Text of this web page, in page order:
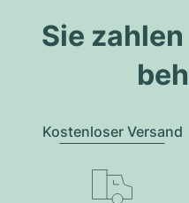
Sie
Kostenloser Versand